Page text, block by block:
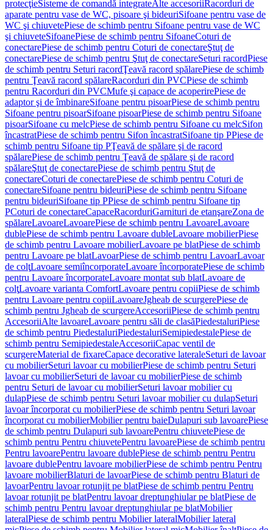
protecţieSisteme de comandă integrateAlte accesoriiRacorduri de
aparate pentru vase de WC, pisoare şi bideuriSifoane pentru vase de
WC şi chiuvetePiese de schimb pentru Sifoane pentru vase de WC
şi chiuveteSifoanePiese de schimb pentru SifoaneCoturi de
conectarePiese de schimb pentru Coturi de conectareŞtuţ de
conectarePiese de schimb pentru Ştuţ de conectareSeturi racordPiese
de schimb pentru Seturi racordŢeavă racord spălarePiese de schimb
pentru Ţeavă racord spălareRacorduri din PVCPiese de schimb
pentru Racorduri din PVCMufe şi capace de acoperirePiese de
adaptor şi de îmbinareSifoane pentru pisoarPiese de schimb pentru
Sifoane pentru pisoarSifoane pisoarPiese de schimb pentru Sifoane
pisoarSifoane cu melcPiese de schimb pentru Sifoane cu melcSifon
încastratPiese de schimb pentru Sifon încastratSifoane tip PPiese de
schimb pentru Sifoane tip PŢeavă de spălare şi de racord
spălarePiese de schimb pentru Ţeavă de spălare şi de racord
spălareŞtuţ de conectarePiese de schimb pentru Ştuţ de
conectareCoturi de conectarePiese de schimb pentru Coturi de
conectareSifoane pentru bideuriPiese de schimb pentru Sifoane
pentru bideuriSifoane tip PPiese de schimb pentru Sifoane tip
PCoturi de conectareCapaceRacorduriGarnituri de etanşareZona de
spălareLavoareLavoarePiese de schimb pentru LavoareLavoare
dublePiese de schimb pentru Lavoare dubleLavoare mobilierPiese
de schimb pentru Lavoare mobilierLavoare pe blatPiese de schimb
pentru Lavoare pe blatLavoarPiese de schimb pentru LavoarLavoar
de colţLavoare semiîncorporateLavoare încorporatePiese de schimb
pentru Lavoare încorporateLavoare montat sub blatLavoare de
colţLavoare varianta ComfortLavoare pentru copiiPiese de schimb
pentru Lavoare pentru copiiLavoareJgheab de scurgerePiese de
schimb pentru Jgheab de scurgereAccesoriiPiese de schimb pentru
AccesoriiAlte lavoareLavoare pentru săli de clasăPiedestaluriPiese
de schimb pentru PiedestaluriPiedestaluriSemipiedestalePiese de
schimb pentru SemipiedestaleAccesoriiCapac ventil de
scurgereMaterial de fixareCapace decorative lateraleSeturi de lavoar
cu mobilierSeturi lavoar cu mobilierPiese de schimb pentru Seturi
lavoar cu mobilierSeturi de lavoar cu mobilierPiese de schimb
pentru Seturi de lavoar cu mobilierSeturi lavoar mobilier cu
dulapPiese de schimb pentru Seturi lavoar mobilier cu dulapSeturi
lavoar încorporat cu mobilierPiese de schimb pentru Seturi lavoar
încorporat cu mobilierMobilier pentru baieDulapuri sub lavoarePiese
de schimb pentru Dulapuri sub lavoarePentru chiuvetePiese de
schimb pentru Pentru chiuvetePentru lavoarePiese de schimb pentru
Pentru lavoarePentru lavoare dublePiese de schimb pentru Pentru
lavoare dublePentru lavoare mobilierPiese de schimb pentru Pentru
lavoare mobilierBlaturi de lavoarPiese de schimb pentru Blaturi de
lavoarPentru lavoar rotunjit pe blatPiese de schimb pentru Pentru
lavoar rotunjit pe blatPentru lavoar dreptunghiular pe blatPiese de
schimb pentru Pentru lavoar dreptunghiular pe blatMobilier
lateralPiese de schimb pentru Mobilier lateralMobilier lateral